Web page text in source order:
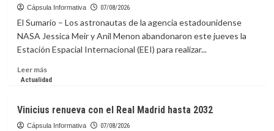
Army
ARC
la
20
de
Uruguay
se
la
absoluta
Cápsula Informativa 07/08/2026
El Sumario – Los astronautas de la agencia estadounidense
NASA Jessica Meir y Anil Menon abandonaron este jueves la
Estación Espacial Internacional (EEI) para realizar...
Leer másLeer
más
de
la
Actualidad
Vinicius renueva con el Real Madrid hasta 2032
Cápsula Informativa 07/08/2026